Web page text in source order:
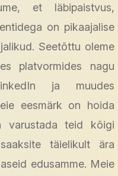
et läbipaistvus,
on pikaajalise
Seetõttu oleme
platvormides nagu
ja muudes
eesmärk on hoida
varustada teid kõigi
täielikult ära
edusamme. Meie